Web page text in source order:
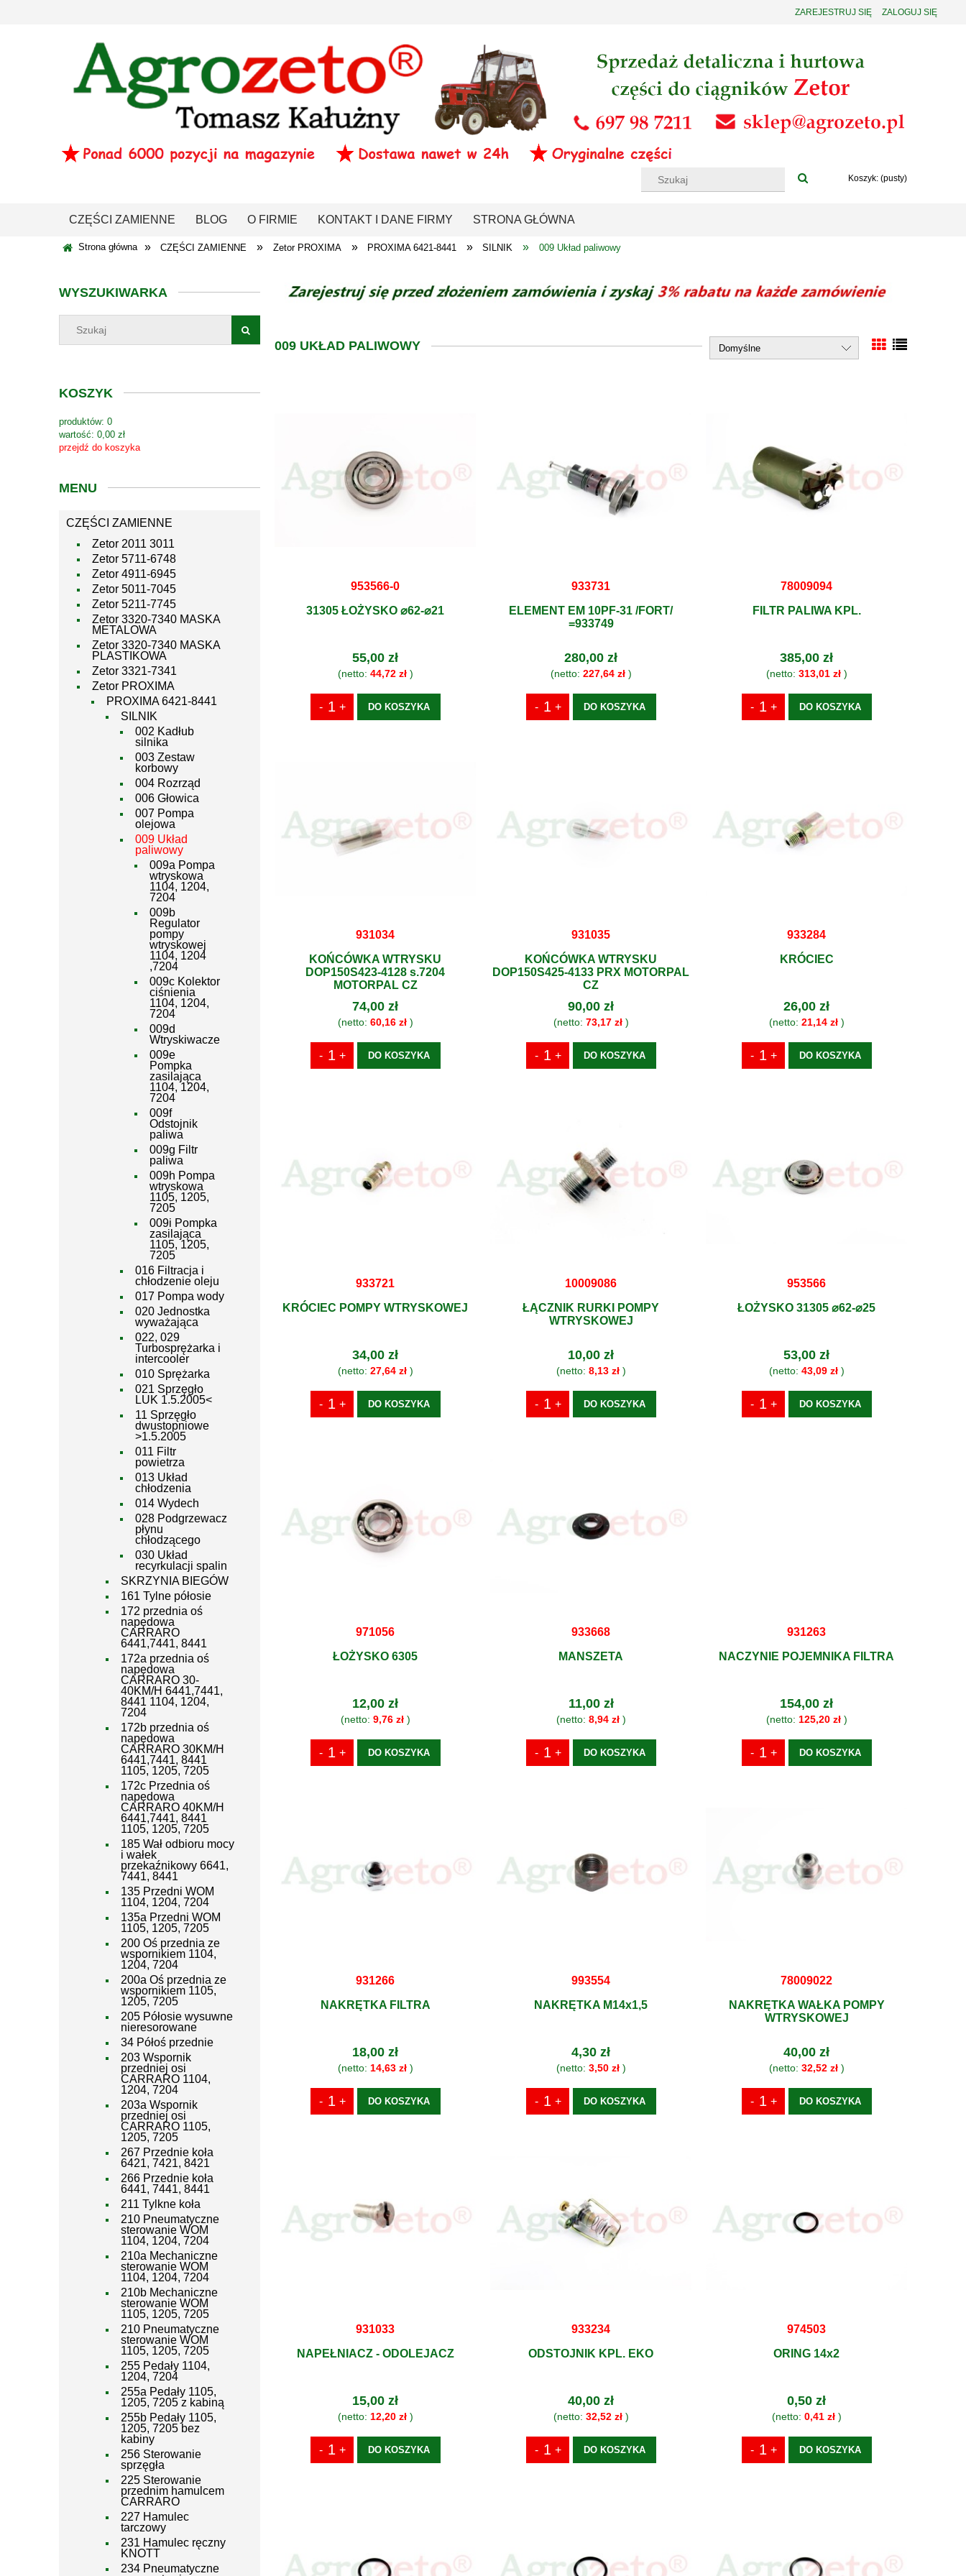
ZAREJESTRUJ SIĘ ZALOGUJ SIĘ
Koszyk: (pusty)
CZĘŚCI ZAMIENNE BLOG O FIRMIE KONTAKT I DANE FIRMY STRONA GŁÓWNA
Strona główna » CZĘŚCI ZAMIENNE » Zetor PROXIMA » PROXIMA 6421-8441 » SILNIK » 009 Układ paliwowy
WYSZUKIWARKA
KOSZYK
produktów: 0
wartość: 0,00 zł
przejdź do koszyka
MENU
CZĘŚCI ZAMIENNE
Zetor 2011 3011
Zetor 5711-6748
Zetor 4911-6945
Zetor 5011-7045
Zetor 5211-7745
Zetor 3320-7340 MASKA
METALOWA
Zetor 3320-7340 MASKA
PLASTIKOWA
Zetor 3321-7341
Zetor PROXIMA
PROXIMA 6421-8441
SILNIK
002 Kadłub
silnika
003 Zestaw
korbowy
004 Rozrząd
006 Głowica
007 Pompa
olejowa
009 Układ
paliwowy
009a Pompa
wtryskowa
1104, 1204,
7204
009b
Regulator
pompy
wtryskowej
1104, 1204
,7204
009c Kolektor
ciśnienia
1104, 1204,
7204
009d
Wtryskiwacze
009e
Pompka
zasilająca
1104, 1204,
7204
009f
Odstojnik
paliwa
009g Filtr
paliwa
009h Pompa
wtryskowa
1105, 1205,
7205
009i Pompka
zasilająca
1105, 1205,
7205
016 Filtracja i
chłodzenie oleju
017 Pompa wody
020 Jednostka
wyważająca
022, 029
Turbosprężarka i
intercooler
010 Sprężarka
021 Sprzęgło
LUK 1.5.2005<
11 Sprzęgło
dwustopniowe
>1.5.2005
011 Filtr
powietrza
013 Układ
chłodzenia
014 Wydech
028 Podgrzewacz
płynu
chłodzącego
030 Układ
recyrkulacji spalin
SKRZYNIA BIEGÓW
161 Tylne półosie
172 przednia oś
napędowa
CARRARO
6441,7441, 8441
172a przednia oś
napędowa
CARRARO 30-
40KM/H 6441,7441,
8441 1104, 1204,
7204
172b przednia oś
napędowa
CARRARO 30KM/H
6441,7441, 8441
1105, 1205, 7205
172c Przednia oś
napędowa
CARRARO 40KM/H
6441,7441, 8441
1105, 1205, 7205
185 Wał odbioru mocy
i wałek
przekaźnikowy 6641,
7441, 8441
135 Przedni WOM
1104, 1204, 7204
135a Przedni WOM
1105, 1205, 7205
200 Oś przednia ze
wspornikiem 1104,
1204, 7204
200a Oś przednia ze
wspornikiem 1105,
1205, 7205
205 Półosie wysuwne
nieresorowane
34 Półoś przednie
203 Wspornik
przedniej osi
CARRARO 1104,
1204, 7204
203a Wspornik
przedniej osi
CARRARO 1105,
1205, 7205
267 Przednie koła
6421, 7421, 8421
266 Przednie koła
6441, 7441, 8441
211 Tylkne koła
210 Pneumatyczne
sterowanie WOM
1104, 1204, 7204
210a Mechaniczne
sterowanie WOM
1104, 1204, 7204
210b Mechaniczne
sterowanie WOM
1105, 1205, 7205
210 Pneumatyczne
sterowanie WOM
1105, 1205, 7205
255 Pedały 1104,
1204, 7204
255a Pedały 1105,
1205, 7205 z kabiną
255b Pedały 1105,
1205, 7205 bez
kabiny
256 Sterowanie
sprzęgła
225 Sterowanie
przednim hamulcem
CARRARO
227 Hamulec
tarczowy
231 Hamulec ręczny
KNOTT
234 Pneumatyczne
009 UKŁAD PALIWOWY
953566-0
31305 ŁOŻYSKO ⌀62-⌀21
55,00 zł
(netto: 44,72 zł)
DO KOSZYKA
933731
ELEMENT EM 10PF-31 /FORT/
=933749
280,00 zł
(netto: 227,64 zł)
DO KOSZYKA
78009094
FILTR PALIWA KPL.
385,00 zł
(netto: 313,01 zł)
DO KOSZYKA
931034
KOŃCÓWKA WTRYSKU
DOP150S423-4128 s.7204
MOTORPAL CZ
74,00 zł
(netto: 60,16 zł)
DO KOSZYKA
931035
KOŃCÓWKA WTRYSKU
DOP150S425-4133 PRX MOTORPAL
CZ
90,00 zł
(netto: 73,17 zł)
DO KOSZYKA
933284
KRÓCIEC
26,00 zł
(netto: 21,14 zł)
DO KOSZYKA
933721
KRÓCIEC POMPY WTRYSKOWEJ
34,00 zł
(netto: 27,64 zł)
DO KOSZYKA
10009086
ŁĄCZNIK RURKI POMPY
WTRYSKOWEJ
10,00 zł
(netto: 8,13 zł)
DO KOSZYKA
953566
ŁOŻYSKO 31305 ⌀62-⌀25
53,00 zł
(netto: 43,09 zł)
DO KOSZYKA
971056
ŁOŻYSKO 6305
12,00 zł
(netto: 9,76 zł)
DO KOSZYKA
933668
MANSZETA
11,00 zł
(netto: 8,94 zł)
DO KOSZYKA
931263
NACZYNIE POJEMNIKA FILTRA
154,00 zł
(netto: 125,20 zł)
DO KOSZYKA
931266
NAKRĘTKA FILTRA
18,00 zł
(netto: 14,63 zł)
DO KOSZYKA
993554
NAKRĘTKA M14x1,5
4,30 zł
(netto: 3,50 zł)
DO KOSZYKA
78009022
NAKRĘTKA WAŁKA POMPY
WTRYSKOWEJ
40,00 zł
(netto: 32,52 zł)
DO KOSZYKA
931033
NAPEŁNIACZ - ODOLEJACZ
15,00 zł
(netto: 12,20 zł)
DO KOSZYKA
933234
ODSTOJNIK KPL. EKO
40,00 zł
(netto: 32,52 zł)
DO KOSZYKA
974503
ORING 14x2
0,50 zł
(netto: 0,41 zł)
DO KOSZYKA